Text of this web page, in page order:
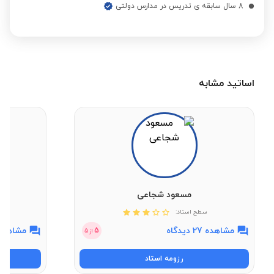
8 سال سابقه ی تدریس در مدارس دولتی
اساتید مشابه
مسعود شجاعی
سطح استاد:
مشاهده 27 دیدگاه 5 از 5
رزومه استاد
مشاهده 4